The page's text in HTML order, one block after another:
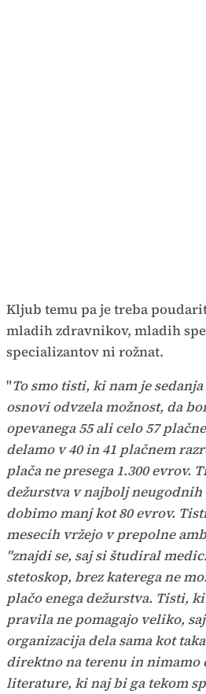
Kljub temu pa je treba
mladih zdravnikov, mladih
specializantov ni rožnat.
"To smo tisti, ki nam je
osnovi odvzela možnost, da
opevanega 55 ali celo 57
delamo v 40 in 41 plačnem
plača ne presega 1.300 evrov.
dežurstva v najbolj
dobimo manj kot 80 evrov.
mesecih vržejo v prepolne
"znajdi se, saj si študiral
stetoskop, brez katerega ne
plačo enega dežurstva. Tisti,
pravila ne pomagajo veliko,
organizacija dela sama kot
direktno na terenu in nimamo
literature, ki naj bi ga tekom